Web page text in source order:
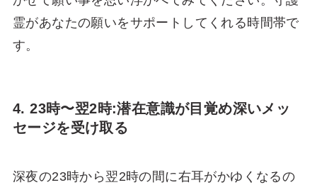
霊があなたの願いをサポートしてくれる時間帯で
す。
4. 23時〜翌2時:潜在意識が目覚め深いメッ
セージを受け取る
深夜の23時から翌2時の間に右耳がかゆくなるの